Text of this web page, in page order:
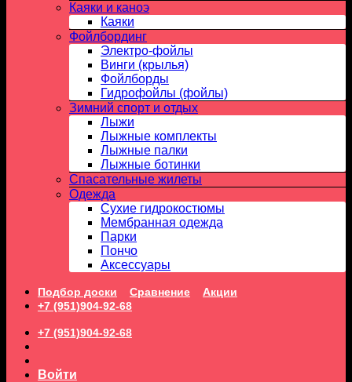
Каяки и каноэ
Каяки
Фойлбординг
Электро-фойлы
Винги (крылья)
Фойлборды
Гидрофойлы (фойлы)
Зимний спорт и отдых
Лыжи
Лыжные комплекты
Лыжные палки
Лыжные ботинки
Спасательные жилеты
Одежда
Сухие гидрокостюмы
Мембранная одежда
Парки
Пончо
Аксессуары
Подбор доски Сравнение
Акции
+7 (951)904-92-68
+7 (951)904-92-68
Войти